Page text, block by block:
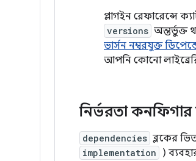
প্লাগইন রেফারেন্সে
versions অন্তর্ভুক্ত
ভার্সন নম্বরযুক্ত
আপনি কোনো
নির্ভরতা
dependencies ব্লকের
implementation
)